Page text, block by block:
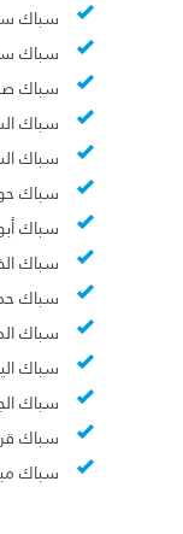
سباك
سباك
سباك
سباك
سباك
سباك
سباك
سباك
سباك
سباك
سباك
سباك
سباك
سباك